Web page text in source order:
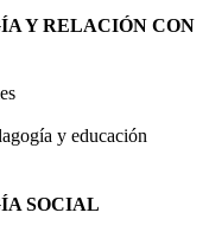
Y RELACIÓN CON
y educación
SOCIAL